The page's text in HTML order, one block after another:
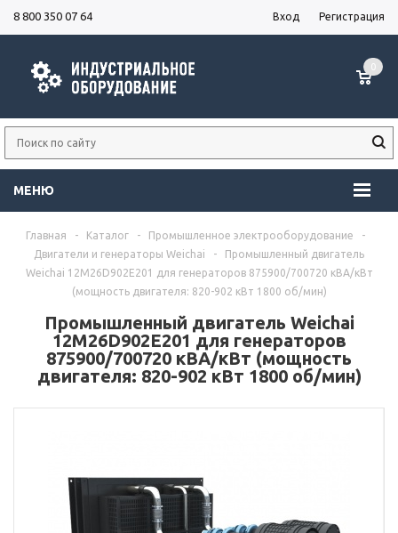
8 800 350 07 64 Вход Регистрация
МЕНЮ
0
Главная - Каталог - Промышленное электрооборудование
-
Двигатели и генераторы Weichai
-
Промышленный двигатель
Weichai 12M26D902E201 для генераторов 875900/700720 кВА/кВт
(мощность двигателя: 820-902 кВт 1800 об/мин)
Промышленный двигатель Weichai
12M26D902E201 для генераторов
875900/700720 кВА/кВт (мощность
двигателя: 820-902 кВт 1800 об/мин)